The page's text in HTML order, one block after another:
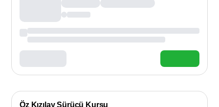
Öz Kızılay Sürücü Kursu